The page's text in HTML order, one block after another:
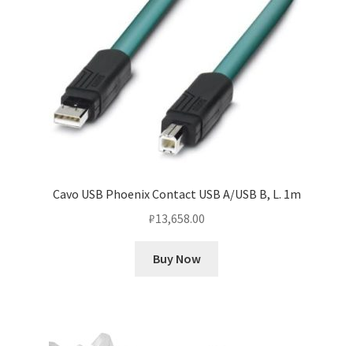
Cavo USB Phoenix Contact USB A/USB B, L. 1m
₽13,658.00
Buy Now